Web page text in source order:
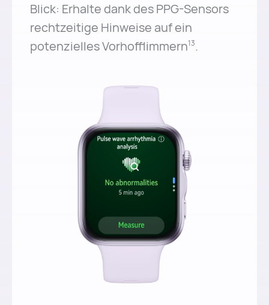
Blick: Erhalte dank des PPG-Sensors
rechtzeitige Hinweise auf ein
potenzielles Vorhofflimmern⁠13.